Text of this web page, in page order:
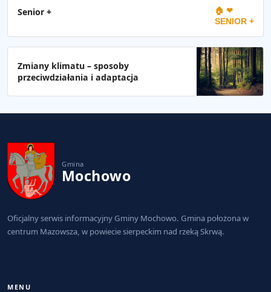
Senior + 🏠 ❤
SENIOR +
Zmiany klimatu – sposoby
przeciwdziałania i adaptacja
Gmina
Mochowo
Oficjalny serwis informacyjny Gminy Mochowo. Gmina położona w
centrum Mazowsza, w powiecie sierpeckim nad rzeką Skrwą.
MENU